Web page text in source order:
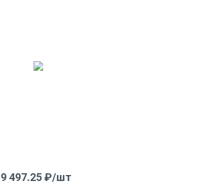
9 497.25 ₽/шт